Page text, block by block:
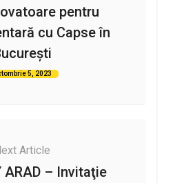
pentru
cu Capse în
5, 2023
Article
ARAD – Invitaţie